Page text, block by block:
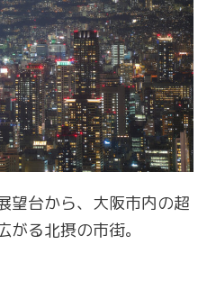
望台から、大阪市内の超
る北摂の市街。